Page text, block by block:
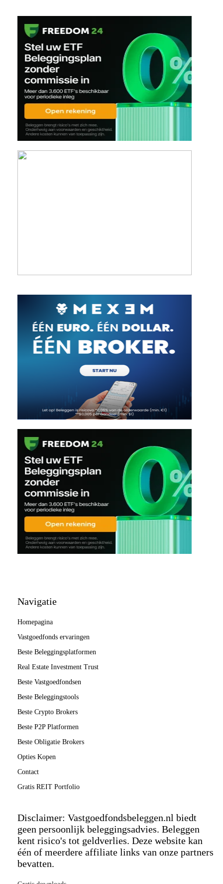
Navigatie
Homepagina
Vastgoedfonds ervaringen
Beste Beleggingsplatformen
Real Estate Investment Trust
Beste Vastgoedfondsen
Beste Beleggingstools
Beste Crypto Brokers
Beste P2P Platformen
Beste Obligatie Brokers
Opties Kopen
Contact
Gratis REIT Portfolio
Disclaimer: Vastgoedfondsbeleggen.nl biedt
geen persoonlijk beleggingsadvies. Beleggen
kent risico's tot geldverlies. Deze website kan
één of meerdere affiliate links van onze partners
bevatten.